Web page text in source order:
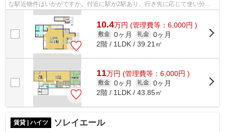
な駅近物件はいかがですか。付近に駅が2駅あり、行き先に応じて使い分け
10.4万円 (管理費等：6,000円 )
敷金 0ヶ月 礼金 0ヶ月
2階 / 1LDK / 39.21㎡
11万円 (管理費等：6,000円 )
敷金 0ヶ月 礼金 0ヶ月
2階 / 1LDK / 43.85㎡
賃貸 | ハイツ ソレイエール